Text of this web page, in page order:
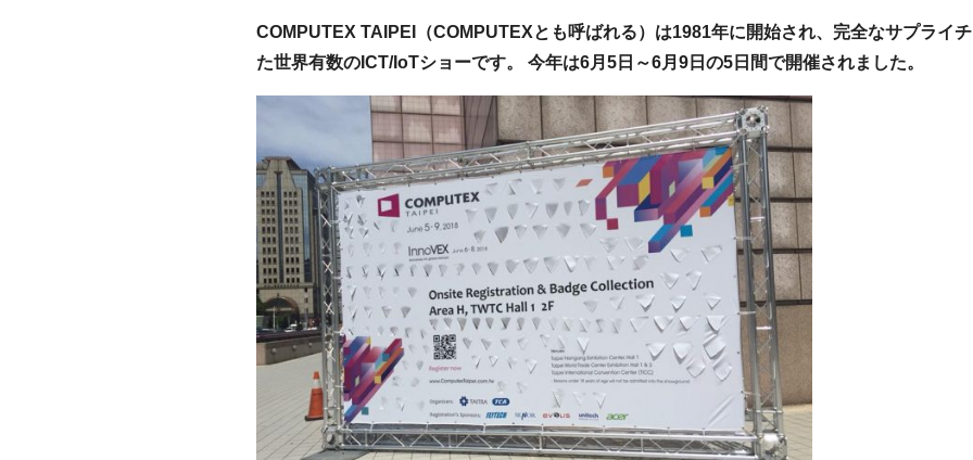
COMPUTEX TAIPEI（COMPUTEXとも呼ばれる）は1981年に開始され、完全なサプライ
た世界有数のICT/IoTショーです。 今年は6月5日～6月9日の5日間で開催されました。